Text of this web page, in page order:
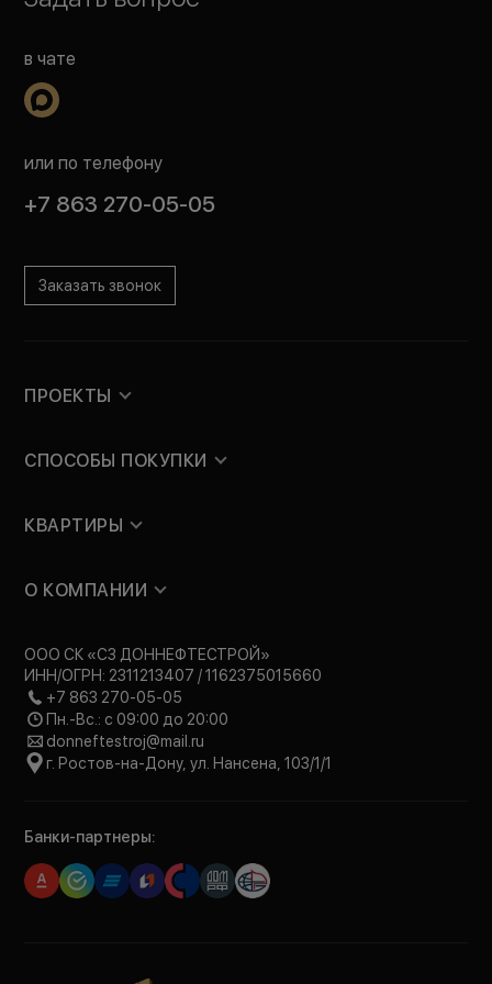
в чате
или по телефону
+7 863 270-05-05
Заказать звонок
ПРОЕКТЫ
СПОСОБЫ ПОКУПКИ
КВАРТИРЫ
О КОМПАНИИ
ООО СК «СЗ ДОННЕФТЕСТРОЙ»
ИНН/ОГРН: 2311213407 / 1162375015660
+7 863 270-05-05
Пн.-Вс.: с 09:00 до 20:00
donneftestroj@mail.ru
г. Ростов-на-Дону, ул. Нансена, 103/1/1
Банки-партнеры: